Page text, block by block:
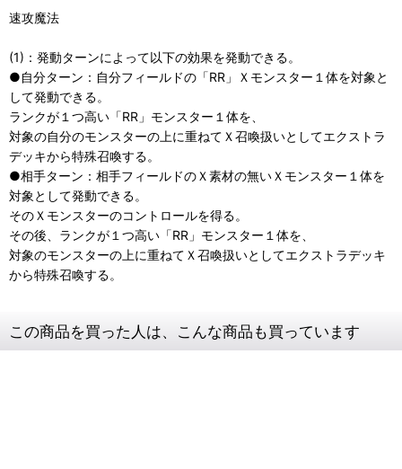
速攻魔法
(1)：発動ターンによって以下の効果を発動できる。
●自分ターン：自分フィールドの「RR」Ｘモンスター１体を対象と
して発動できる。
ランクが１つ高い「RR」モンスター１体を、
対象の自分のモンスターの上に重ねてＸ召喚扱いとしてエクストラ
デッキから特殊召喚する。
●相手ターン：相手フィールドのＸ素材の無いＸモンスター１体を
対象として発動できる。
そのＸモンスターのコントロールを得る。
その後、ランクが１つ高い「RR」モンスター１体を、
対象のモンスターの上に重ねてＸ召喚扱いとしてエクストラデッキ
から特殊召喚する。
この商品を買った人は、こんな商品も買っています